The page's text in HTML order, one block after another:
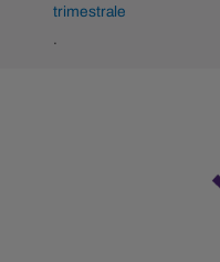
trimestrale
.